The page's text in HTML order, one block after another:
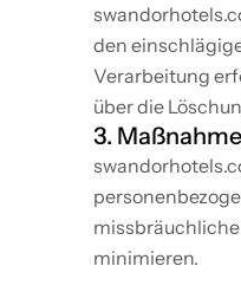
den
Verarbeitung
über die
3.
minimieren.